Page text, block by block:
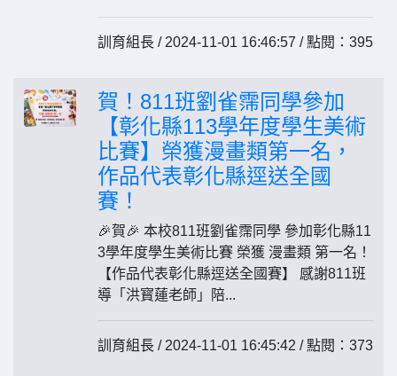
訓育組長 / 2024-11-01 16:46:57 / 點閱：395
賀！811班劉雀霈同學參加
【彰化縣113學年度學生美術
比賽】榮獲漫畫類第一名，
作品代表彰化縣逕送全國
賽！
🎉賀🎉 本校811班劉雀霈同學 參加彰化縣11
3學年度學生美術比賽 榮獲 漫畫類 第一名！
【作品代表彰化縣逕送全國賽】 感謝811班
導「洪寳蓮老師」陪...
訓育組長 / 2024-11-01 16:45:42 / 點閱：373